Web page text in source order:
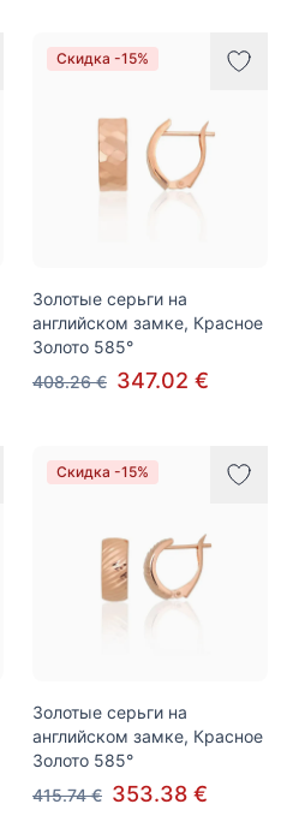
Скидка -15%
Золотые серьги на
английском замке, Красное
Золото 585°
408.26 € 347.02 €
Скидка -15%
Золотые серьги на
английском замке, Красное
Золото 585°
415.74 € 353.38 €